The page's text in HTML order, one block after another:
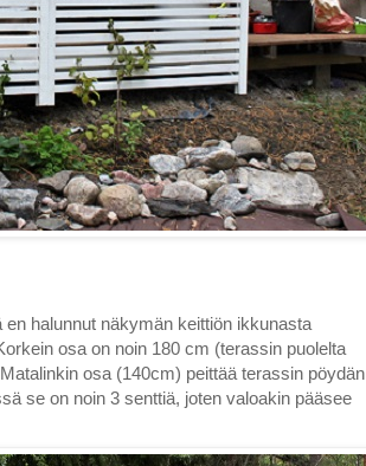
halunnut näkymän keittiön ikkunasta
osa on noin 180 cm (terassin puolelta
osa (140cm) peittää terassin pöydän
se on noin 3 senttiä, joten valoakin pääsee